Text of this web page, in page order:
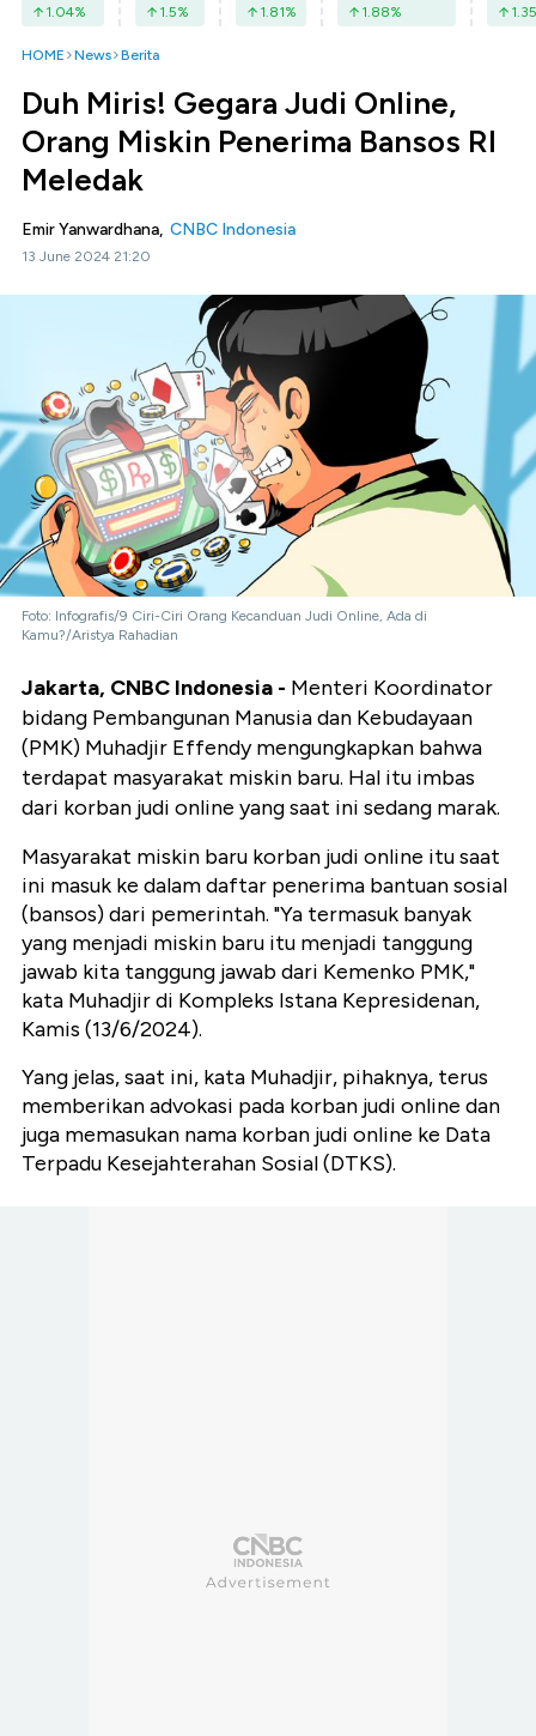
1.04% 1.5% 1.81% 1.88% 1.35
HOME News Berita
Duh Miris! Gegara Judi Online,
Orang Miskin Penerima Bansos RI
Meledak
Emir Yanwardhana, CNBC Indonesia
13 June 2024 21:20
Foto: Infografis/9 Ciri-Ciri Orang Kecanduan Judi Online, Ada di
Kamu?/Aristya Rahadian
Jakarta, CNBC Indonesia - Menteri Koordinator
bidang Pembangunan Manusia dan Kebudayaan
(PMK) Muhadjir Effendy mengungkapkan bahwa
terdapat masyarakat miskin baru. Hal itu imbas
dari korban judi online yang saat ini sedang marak.
Masyarakat miskin baru korban judi online itu saat
ini masuk ke dalam daftar penerima bantuan sosial
(bansos) dari pemerintah. "Ya termasuk banyak
yang menjadi miskin baru itu menjadi tanggung
jawab kita tanggung jawab dari Kemenko PMK,"
kata Muhadjir di Kompleks Istana Kepresidenan,
Kamis (13/6/2024).
Yang jelas, saat ini, kata Muhadjir, pihaknya, terus
memberikan advokasi pada korban judi online dan
juga memasukan nama korban judi online ke Data
Terpadu Kesejahterahan Sosial (DTKS).